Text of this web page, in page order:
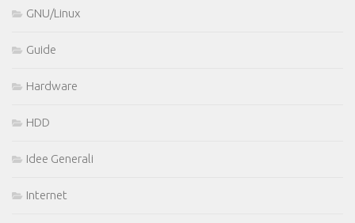
GNU/Linux
Guide
Hardware
HDD
Idee Generali
Internet